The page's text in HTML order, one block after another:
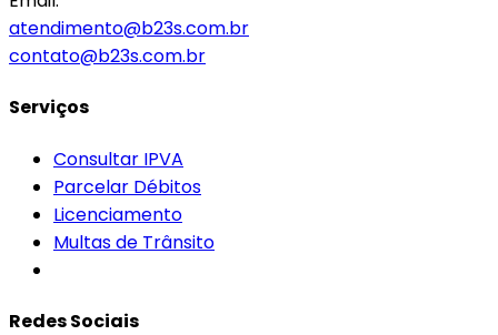
atendimento@b23s.com.br
contato@b23s.com.br
Serviços
Consultar IPVA
Parcelar Débitos
Licenciamento
Multas de Trânsito
Redes Sociais